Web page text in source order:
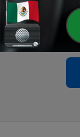
98 -
05 abr. 2026